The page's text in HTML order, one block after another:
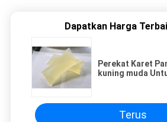
Dapatkan Harga
Perekat Karet
kuning muda
Terus